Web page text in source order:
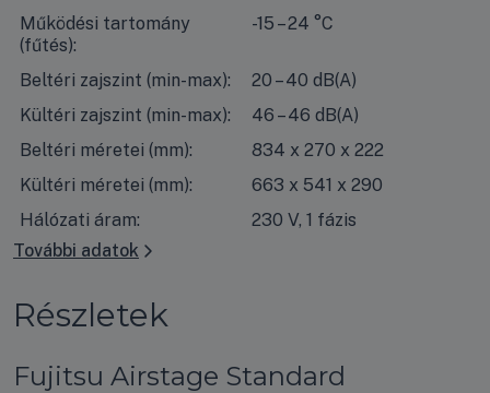
Működési tartomány
(fűtés):
-15 – 24 °C
Beltéri zajszint (min-max):
20 – 40 dB(A)
Kültéri zajszint (min-max):
46 – 46 dB(A)
Beltéri méretei (mm):
834 x 270 x 222
Kültéri méretei (mm):
663 x 541 x 290
Hálózati áram:
230 V, 1 fázis
További adatok
Részletek
Fujitsu Airstage Standard